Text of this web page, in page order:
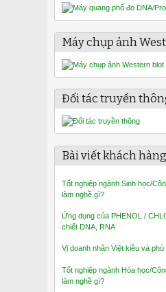
Máy chụp ảnh
Đối tác truyền
Bài viết khách
Tốt nghiệp ngành Sinh học/
làm nghề gì?
Ứng dụng của PHENOL /
chiết DNA, RNA
Vị doanh nhân Việt kiều và
Tốt nghiệp ngành Hóa học/
làm nghề gì?